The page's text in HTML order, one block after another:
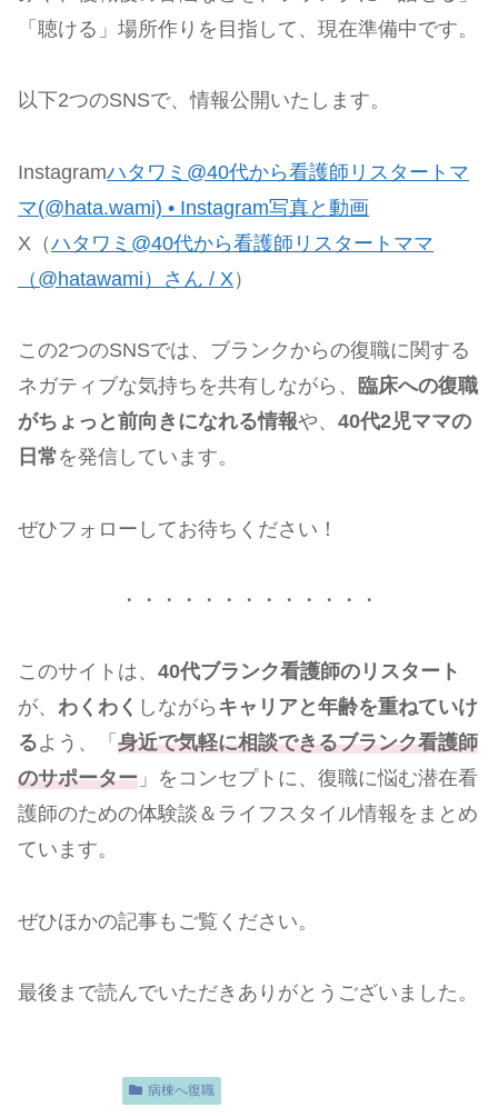
「聴ける」場所作りを目指して、現在準備中です。
以下2つのSNSで、情報公開いたします。
Instagramハタワミ@40代から看護師リスタートマ
マ(@hata.wami) • Instagram写真と動画
X（ハタワミ@40代から看護師リスタートママ
（@hatawami）さん / X ）
この2つのSNSでは、ブランクからの復職に関する
ネガティブな気持ちを共有しながら、 臨床への復職
がちょっと前向きになれる情報や、 40代2児ママの
日常を発信しています。
ぜひフォローしてお待ちください！
・・・・・・・・・・・・・
このサイトは、 40代ブランク看護師のリスタート
が、 わくわく しながら キャリアと年齢を重ねていけ
るよう、「 身近で気軽に相談できるブランク看護師
のサポーター 」をコンセプトに、復職に悩む潜在看
護師のための体験談＆ライフスタイル情報をまとめ
ています。
ぜひほかの記事もご覧ください。
最後まで読んでいただきありがとうございました。
病棟へ復職